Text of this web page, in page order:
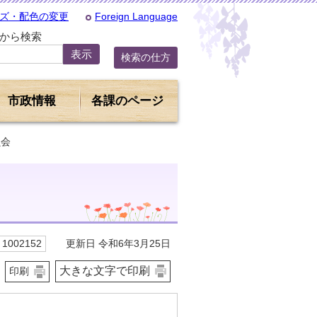
・配色の変更 Foreign Language
ら検索
検索の仕方
市政情報 各課のページ
更新日 令和6年3月25日
印刷 大きな文字で印刷